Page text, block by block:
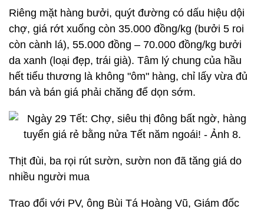
Riêng mặt hàng bưởi, quýt đường có dấu hiệu dội
chợ, giá rớt xuống còn 35.000 đồng/kg (bưởi 5 roi
còn cành lá), 55.000 đồng – 70.000 đồng/kg bưởi
da xanh (loại đẹp, trái già). Tâm lý chung của hầu
hết tiểu thương là không "ôm" hàng, chỉ lấy vừa đủ
bán và bán giá phải chăng để dọn sớm.
Thịt đùi, ba rọi rút sườn, sườn non đã tăng giá do
nhiều người mua
Trao đổi với PV, ông Bùi Tá Hoàng Vũ, Giám đốc